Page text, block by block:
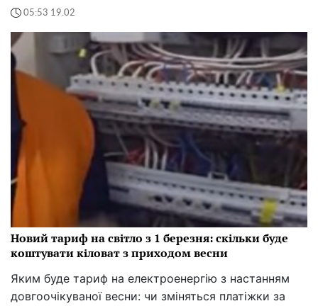
05:53 19.02
Новий тариф на світло з 1 березня: скільки буде
коштувати кіловат з приходом весни
Яким буде тариф на електроенергію з настанням
довгоочікуваної весни: чи зміняться платіжки за